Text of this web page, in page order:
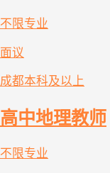
不限专业
面议
成都本科及以上
高中地理教师
不限专业